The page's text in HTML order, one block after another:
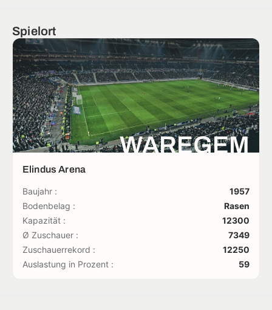
Spielort
WAREGEM
Elindus Arena
Baujahr :
1957
Bodenbelag :
Rasen
Kapazität :
12300
Ø Zuschauer :
7349
Zuschauerrekord :
12250
Auslastung in Prozent :
59